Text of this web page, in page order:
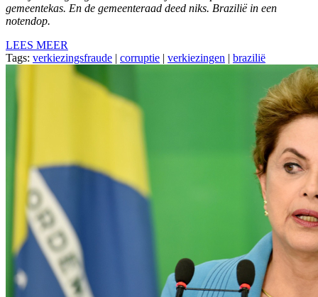
gemeentekas. En de gemeenteraad deed niks. Brazilië in een
notendop.
LEES MEER
Tags: verkiezingsfraude | corruptie | verkiezingen | brazilië